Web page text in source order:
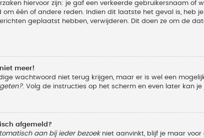
hiervoor zijn: je gaf een verkeerde gebruikersnaam
om één of andere reden. Indien dit laatste het geval is,
geplaatst hebben, verwijderen. Dit doen ze om de
meer!
wachtwoord niet terug krijgen, maar er is wel een
. Volg de instructies op het scherm en even later kan
afgemeld?
aan bij ieder bezoekniet aanvinkt, blijf je maar